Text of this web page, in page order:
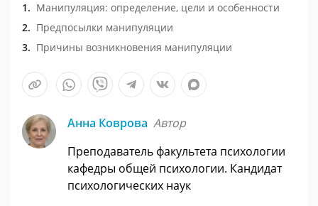
Манипуляция: определение, цели и особенности
Предпосылки манипуляции
Причины возникновения манипуляции
Анна Коврова Автор
Преподаватель факультета психологии
кафедры общей психологии. Кандидат
психологических наук